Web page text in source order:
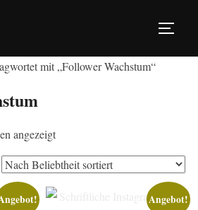
mit „Follower Wachstum“
angezeigtNach
Beliebtheit
sortiert
Angebot!